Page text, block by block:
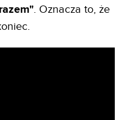
. Oznacza to, że